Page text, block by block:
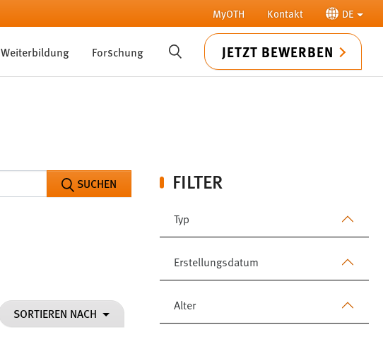
MyOTH Kontakt DE
Weiterbildung Forschung SUCHE JETZT BEWERBEN
FILTER
Typ
Erstellungsdatum
Alter
SUCHEN
SORTIEREN NACH